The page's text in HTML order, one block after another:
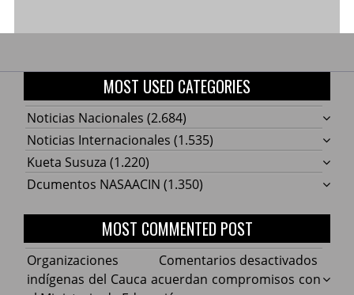
MOST USED CATEGORIES
Noticias Nacionales (2.684)
Noticias Internacionales (1.535)
Kueta Susuza (1.220)
Dcumentos NASAACIN (1.350)
MOST COMMENTED POST
Comentarios desactivados
Organizaciones
indígenas del Cauca acuerdan compromisos con